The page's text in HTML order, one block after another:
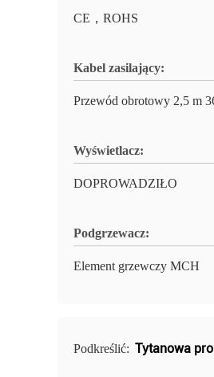
CE，ROHS
Kabel zasilający:
Przewód obrotowy 2,5 m
Wyświetlacz:
DOPROWADZIŁO
Podgrzewacz:
Element grzewczy MCH
Podkreślić: Tytanowa